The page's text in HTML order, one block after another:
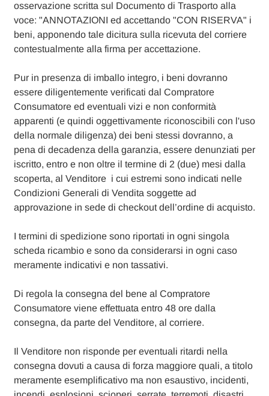
osservazione scritta sul Documento di Trasporto alla
voce: "ANNOTAZIONI ed accettando "CON RISERVA" i
beni, apponendo tale dicitura sulla ricevuta del corriere
contestualmente alla firma per accettazione.
Pur in presenza di imballo integro, i beni dovranno
essere diligentemente verificati dal Compratore
Consumatore ed eventuali vizi e non conformità
apparenti (e quindi oggettivamente riconoscibili con l'uso
della normale diligenza) dei beni stessi dovranno, a
pena di decadenza della garanzia, essere denunziati per
iscritto, entro e non oltre il termine di 2 (due) mesi dalla
scoperta, al Venditore i cui estremi sono indicati nelle
Condizioni Generali di Vendita soggette ad
approvazione in sede di checkout dell’ordine di acquisto.
I termini di spedizione sono riportati in ogni singola
scheda ricambio e sono da considerarsi in ogni caso
meramente indicativi e non tassativi.
Di regola la consegna del bene al Compratore
Consumatore viene effettuata entro 48 ore dalla
consegna, da parte del Venditore, al corriere.
Il Venditore non risponde per eventuali ritardi nella
consegna dovuti a causa di forza maggiore quali, a titolo
meramente esemplificativo ma non esaustivo, incidenti,